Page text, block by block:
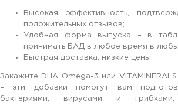
Высокая эффективность,
положительных отзывов;
Удобная форма выпуска – в
принимать БАД в любое время в
Быстрая доставка, низкие цены.
Закажите DHA Omega-3 или
– эти добавки помогут вам
бактериями, вирусами и